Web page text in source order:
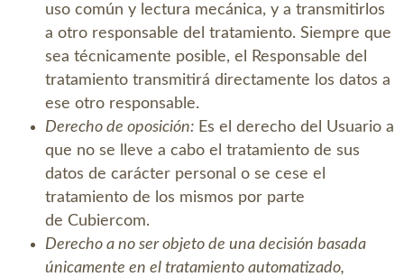
uso común y lectura mecánica, y a transmitirlos
a otro responsable del tratamiento. Siempre que
sea técnicamente posible, el Responsable del
tratamiento transmitirá directamente los datos a
ese otro responsable.
Derecho de oposición: Es el derecho del Usuario a
que no se lleve a cabo el tratamiento de sus
datos de carácter personal o se cese el
tratamiento de los mismos por parte
de Cubiercom.
Derecho a no ser objeto de una decisión basada
únicamente en el tratamiento automatizado,